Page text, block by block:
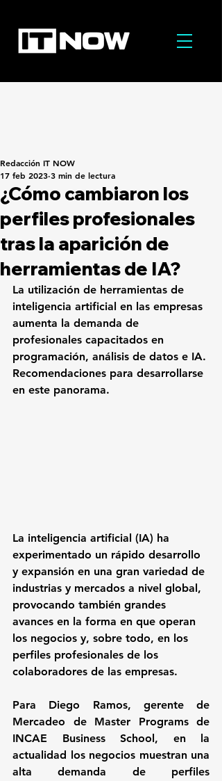
¿Cómo cambiaron los
perfiles profesionales
tras la aparición de
herramientas de IA?
Redacción IT NOW
17 feb 2023 3 min de lectura
La utilización de herramientas de
inteligencia artificial en las empresas
aumenta la demanda de
profesionales capacitados en
programación, análisis de datos e IA.
Recomendaciones para desarrollarse
en este panorama.
La inteligencia artificial (IA) ha
experimentado un rápido desarrollo
y expansión en una gran variedad de
industrias y mercados a nivel global,
provocando también grandes
avances en la forma en que operan
los negocios y, sobre todo, en los
perfiles profesionales de los
colaboradores de las empresas.
Para Diego Ramos, gerente de
INCAE Business School , en la
actualidad los negocios muestran una
alta demanda de perfiles